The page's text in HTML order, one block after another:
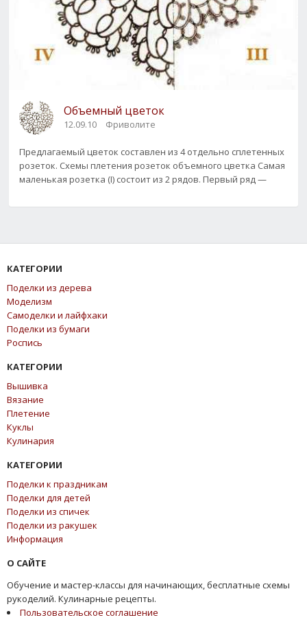
Объемный цветок
12.09.10 Фриволите
Предлагаемый цветок составлен из 4 отдельно сплетенных
розеток. Схемы плетения розеток объемного цветка Самая
маленькая розетка (I) состоит из 2 рядов. Первый ряд —
КАТЕГОРИИ
Поделки из дерева
Моделизм
Самоделки и лайфхаки
Поделки из бумаги
Роспись
КАТЕГОРИИ
Вышивка
Вязание
Плетение
Куклы
Кулинария
КАТЕГОРИИ
Поделки к праздникам
Поделки для детей
Поделки из спичек
Поделки из ракушек
Информация
О САЙТЕ
Обучение и мастер-классы для начинающих, бесплатные схемы
рукоделий. Кулинарные рецепты.
Пользовательское соглашение